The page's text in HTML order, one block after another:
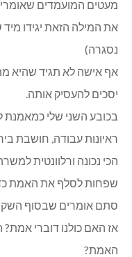
מעטים המועמדים
את המילה הזאת יגידו
נסגרה)
אף אישה לא תגיד שהיא
יסכים להעסיק אותה.
בכובע השני שלי כמאמנת
ראיונות עבודה, חושבת
הכי נכונה ורלוונטית
שפחות לסלף את האמת
סתם אומרים שבסוף
אז האם כולנו דוברי
האמת?